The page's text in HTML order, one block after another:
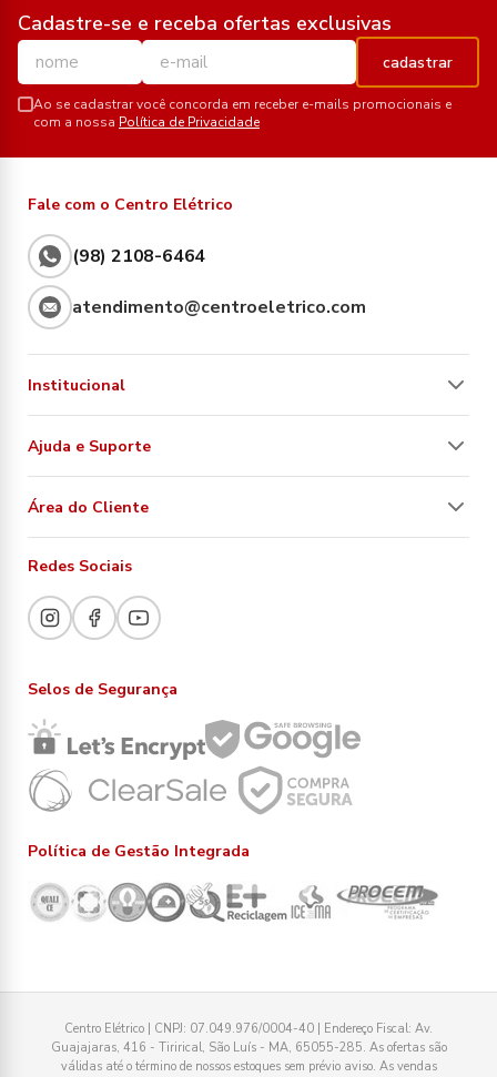
Cadastre-se e receba ofertas exclusivas
cadastrar
Ao se cadastrar você concorda em receber e-mails promocionais e
com a nossa Política de Privacidade
Fale com o Centro Elétrico
(98) 2108-6464
atendimento@centroeletrico.com
Institucional
Ajuda e Suporte
Área do Cliente
Redes Sociais
Selos de Segurança
Política de Gestão Integrada
Centro Elétrico | CNPJ: 07.049.976/0004-40 | Endereço Fiscal: Av.
Guajajaras, 416 - Tirirical, São Luís - MA, 65055-285. As ofertas são
válidas até o término de nossos estoques sem prévio aviso. As vendas